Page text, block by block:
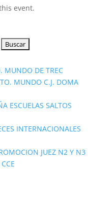
event.
MUNDO DE TREC
MUNDO C.J. DOMA
ESCUELAS SALTOS
INTERNACIONALES
JUEZ N2 Y N3